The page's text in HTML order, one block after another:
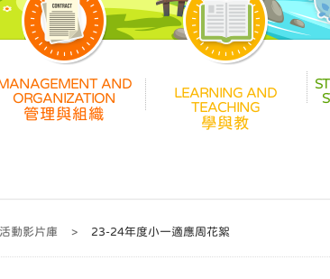
管理與組織
學與教
活動影片庫 > 23-24年度小一適應周花絮